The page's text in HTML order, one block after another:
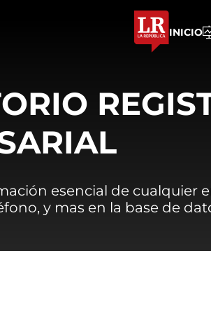
INICIO
esencial de cualquier
y mas en la base de